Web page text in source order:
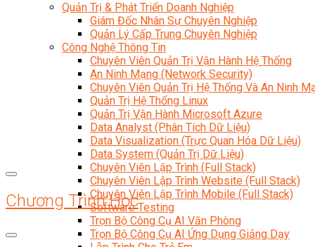
Quản Trị & Phát Triển Doanh Nghiệp
Giám Đốc Nhân Sự Chuyên Nghiệp
Quản Lý Cấp Trung Chuyên Nghiệp
Công Nghệ Thông Tin
Chuyên Viên Quản Trị Vận Hành Hệ Thống
An Ninh Mạng (Network Security)
Chuyên Viên Quản Trị Hệ Thống Và An Ninh
Quản Trị Hệ Thống Linux
Quản Trị Vận Hành Microsoft Azure
Data Analyst (Phân Tích Dữ Liệu)
Data Visualization (Trực Quan Hóa Dữ Liệu)
Data System (Quản Trị Dữ Liệu)
Chuyên Viên Lập Trình (Full Stack)
Chuyên Viên Lập Trình Website (Full Stack)
Chuyên Viên Lập Trình Mobile (Full Stack)
Software Testing
Trọn Bộ Công Cụ AI Văn Phòng
Trọn Bộ Công Cụ AI Ứng Dụng Giảng Dạy
Chương Trình Học